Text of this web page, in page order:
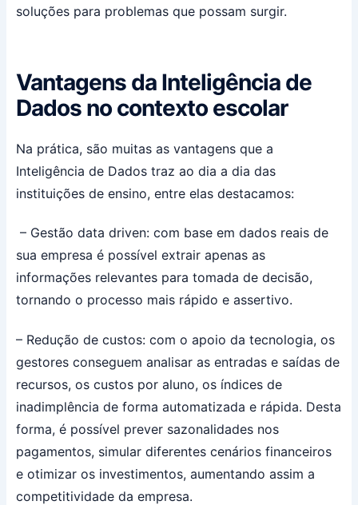
soluções para problemas que possam surgir.
Vantagens da Inteligência de
Dados no contexto escolar
Na prática, são muitas as vantagens que a
Inteligência de Dados traz ao dia a dia das
instituições de ensino, entre elas destacamos:
– Gestão data driven: com base em dados reais de
sua empresa é possível extrair apenas as
informações relevantes para tomada de decisão,
tornando o processo mais rápido e assertivo.
– Redução de custos: com o apoio da tecnologia, os
gestores conseguem analisar as entradas e saídas de
recursos, os custos por aluno, os índices de
inadimplência de forma automatizada e rápida. Desta
forma, é possível prever sazonalidades nos
pagamentos, simular diferentes cenários financeiros
e otimizar os investimentos, aumentando assim a
competitividade da empresa.